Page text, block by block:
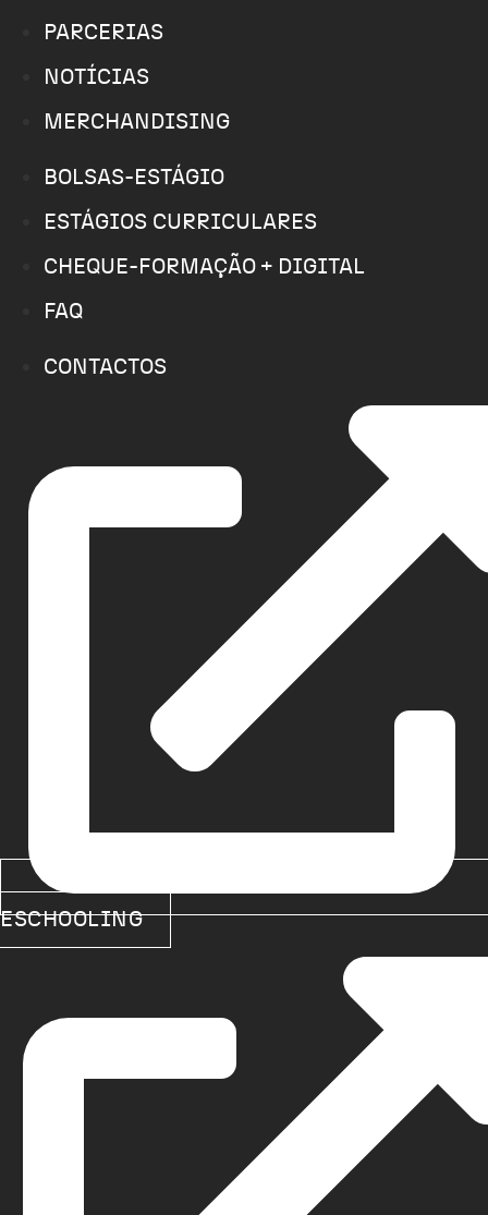
PARCERIAS
NOTÍCIAS
MERCHANDISING
BOLSAS-ESTÁGIO
ESTÁGIOS CURRICULARES
CHEQUE-FORMAÇÃO + DIGITAL
FAQ
CONTACTOS
ESCHOOLING